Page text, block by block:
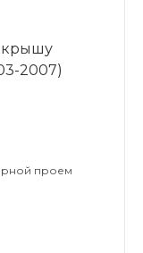
крышу
2007)
проем